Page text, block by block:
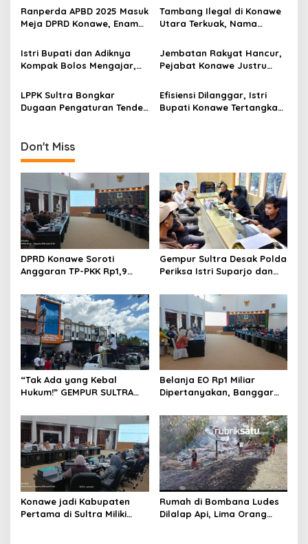
o
Bupati, Yusran Akbar
Langsung Instruksikan
PUPR Turun
Konawe Akui Kekeliruan
Kodefikasi APBD 2025
Ranperda APBD 2025 Masuk
Meja DPRD Konawe, Enam
Persetujuan Awal
Tambang Ilegal di Konawe
Utara Terkuak, Nama
Muncul di Daftar Saham
Istri Bupati dan Adiknya
Kompak Bolos Mengajar,
Kian Bobrok
Jembatan Rakyat Hancur,
Pejabat Konawe Justru
untuk Kemewahan
LPPK Sultra Bongkar
Dugaan Pengaturan Tender
Sudah Diatur
Efisiensi Dilanggar, Istri
Bupati Konawe Tertangkap
Don't Miss
DPRD Konawe Soroti
Anggaran TP-PKK Rp1,9
untuk Perjalanan Dinas
Gempur Sultra Desak Polda
Periksa Istri Suparjo dan
Kasus Tambang Ilegal
“Tak Ada yang Kebal
Hukum!” GEMPUR SULTRA
Tanawali dan PT
Tadisangka, Siap Kuasai
Lahan Puuwatu
Belanja EO Rp1 Miliar
Dipertanyakan, Banggar
Pariwisata Konawe
Dirasionalisasi
Konawe jadi Kabupaten
Pertama di Sultra Miliki
Rumah di Bombana Ludes
Dilalap Api, Lima Orang